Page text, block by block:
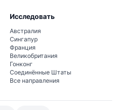
Исследовать
Австралия
Сингапур
Франция
Великобритания
Гонконг
Соединённые Штаты
Все направления